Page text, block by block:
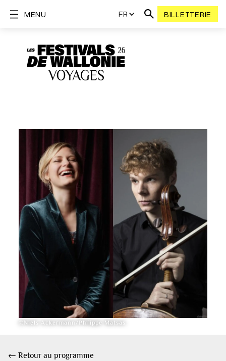
FR BILLETTERIE
MENU
©Niels Ackermann/Philippe Matsas
← Retour au programme